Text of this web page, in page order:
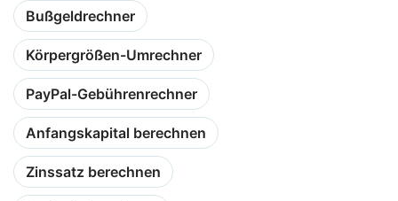
Bußgeldrechner
Körpergrößen-Umrechner
PayPal-Gebührenrechner
Anfangskapital berechnen
Zinssatz berechnen